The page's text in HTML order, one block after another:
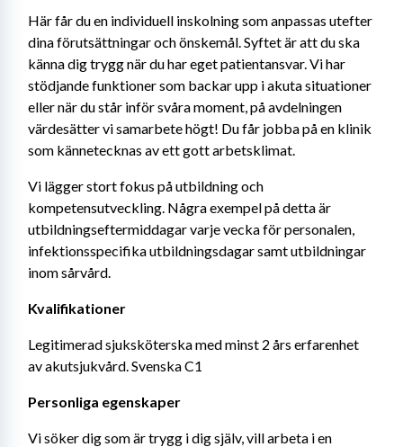
Här får du en individuell inskolning som anpassas utefter
dina förutsättningar och önskemål. Syftet är att du ska
känna dig trygg när du har eget patientansvar. Vi har
stödjande funktioner som backar upp i akuta situationer
eller när du står inför svåra moment, på avdelningen
värdesätter vi samarbete högt! Du får jobba på en klinik
som kännetecknas av ett gott arbetsklimat.
Vi lägger stort fokus på utbildning och
kompetensutveckling. Några exempel på detta är
utbildningseftermiddagar varje vecka för personalen,
infektionsspecifika utbildningsdagar samt utbildningar
inom sårvård.
Kvalifikationer
Legitimerad sjuksköterska med minst 2 års erfarenhet
av akutsjukvård. Svenska C1
Personliga egenskaper
Vi söker dig som är trygg i dig själv, vill arbeta i en